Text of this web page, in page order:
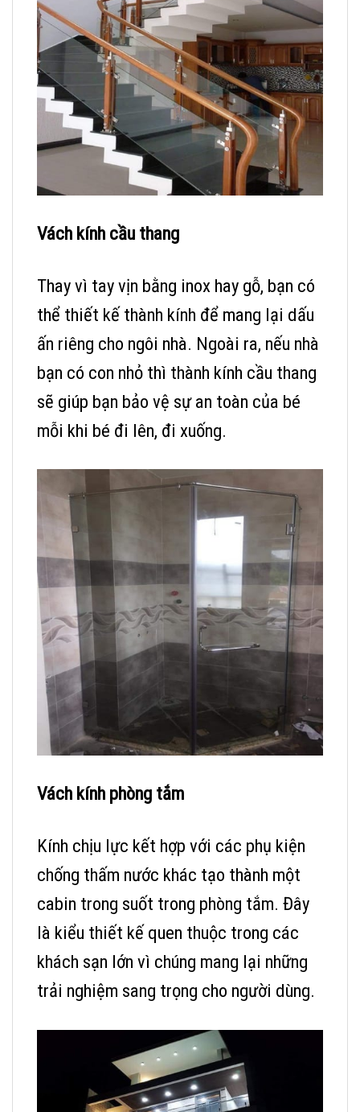
Vách kính cầu thang
Thay vì tay vịn bằng inox hay gỗ, bạn có
thể thiết kế thành kính để mang lại dấu
ấn riêng cho ngôi nhà. Ngoài ra, nếu nhà
bạn có con nhỏ thì thành kính cầu thang
sẽ giúp bạn bảo vệ sự an toàn của bé
mỗi khi bé đi lên, đi xuống.
Vách kính phòng tắm
Kính chịu lực kết hợp với các phụ kiện
chống thấm nước khác tạo thành một
cabin trong suốt trong phòng tắm. Đây
là kiểu thiết kế quen thuộc trong các
khách sạn lớn vì chúng mang lại những
trải nghiệm sang trọng cho người dùng.